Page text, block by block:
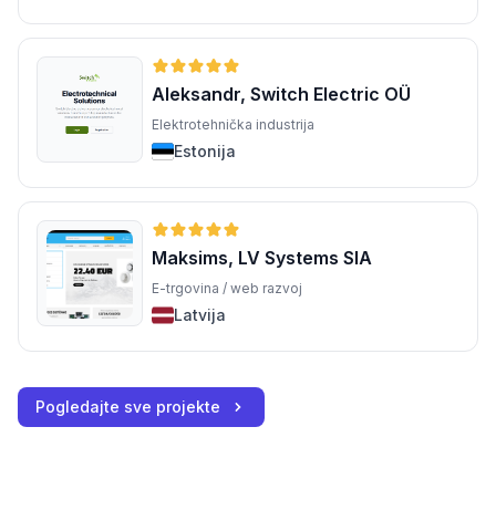
Aleksandr, Switch Electric OÜ
Elektrotehnička industrija
Estonija
Maksims, LV Systems SIA
E-trgovina / web razvoj
Latvija
Pogledajte sve projekte